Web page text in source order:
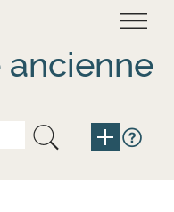
ancienne